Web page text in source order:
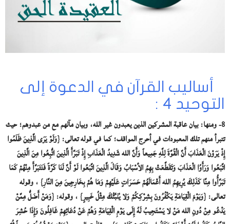
أساليب القرآن في الدعوة إلى
التوحيد 4 :
8- ومنها: بيان عاقبة المشركين الذين يعبدون غير الله، وبيان مآلهم مع من عبدوهم؛ حيث
تتبرأ منهم تلك المعبودات في أحرج المواقف؛ كما في قوله تعالى: {وَلَوْ يَرَى الَّذِينَ ظَلَمُوا
إِذْ يَرَوْنَ الْعَذَابَ أَنَّ الْقُوَّةَ لِلَّهِ جَمِيعاً وَأَنَّ الله شَدِيدُ الْعَذَابِ إِذْ تَبَرَّأَ الَّذِينَ اتُّبِعُوا مِنَ الَّذِينَ
اتَّبَعُوا وَرَأَوُا الْعَذَابَ وَتَقَطَّعَتْ بِهِمُ الأسْبَابُ وَقَالَ الَّذِينَ اتَّبَعُوا لَوْ أَنَّ لَنَا كَرَّةً فَنَتَبَرَّأَ مِنْهُمْ كَمَا
تَبَرَّأُوا مِنَّا كَذَلِكَ يُرِيهِمُ الله أَعْمَالَهُمْ حَسَرَاتٍ عَلَيْهِمْ وَمَا هُمْ بِخَارِجِينَ مِنَ النَّارِ} ، وقوله
تعالى: {وَيَوْمَ الْقِيَامَةِ يَكْفُرُونَ بِشِرْكِكُمْ وَلا يُنَبِّئُكَ مِثْلُ خَبِيرٍ} ، وقوله: {وَمَنْ أَضَلُّ مِمَّنْ
يَدْعُو مِنْ دُونِ الله مَنْ لا يَسْتَجِيبُ لَهُ إِلَى يَوْمِ الْقِيَامَةِ وَهُمْ عَنْ دُعَائِهِمْ غَافِلُونَ وَإِذَا حُشِرَ